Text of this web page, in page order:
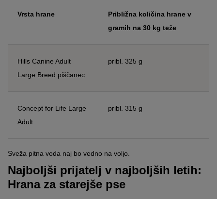
Vrsta hrane
Približna količina hrane v
gramih na 30 kg teže
Hills Canine Adult
Large Breed piščanec
pribl. 325 g
Concept for Life Large
Adult
pribl. 315 g
Sveža pitna voda naj bo vedno na voljo.
Najboljši prijatelj v najboljših letih:
Hrana za starejše pse